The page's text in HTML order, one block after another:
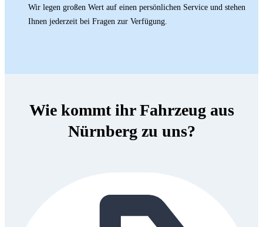
Wir legen großen Wert auf einen persönlichen Service und stehen
Ihnen jederzeit bei Fragen zur Verfügung.
Wie kommt ihr Fahrzeug aus
Nürnberg zu uns?